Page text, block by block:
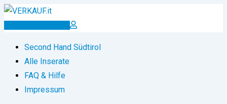
Zum
Inserat erstellen
Second Hand Südtirol
Alle Inserate
FAQ & Hilfe
Impressum